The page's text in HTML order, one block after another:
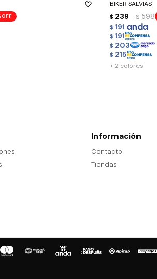
BIKER SALVIAS
$ 239 $ 598
$ 191
$ 191
$ 203
$ 215
+ 2 colores
Información
Contacto
Tiendas